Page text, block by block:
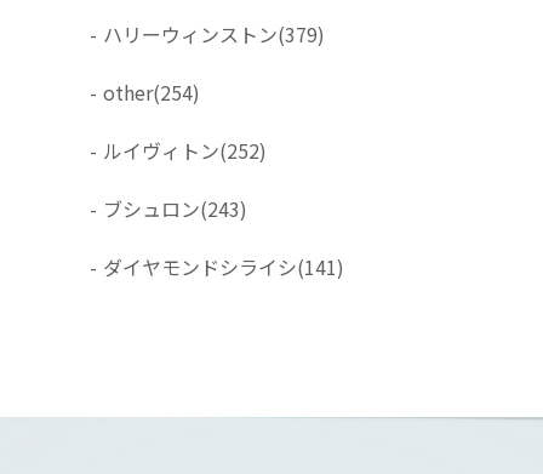
- ハリーウィンストン(379)
- other(254)
- ルイヴィトン(252)
- ブシュロン(243)
- ダイヤモンドシライシ(141)